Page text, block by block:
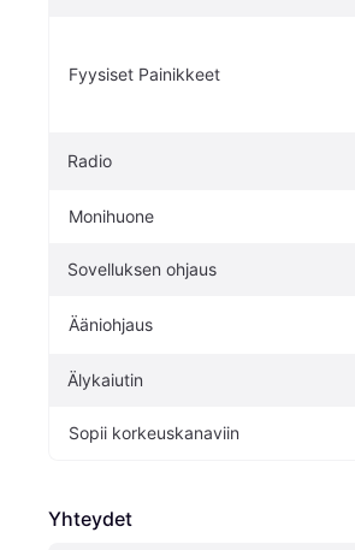
Fyysiset Painikkeet
Radio
Monihuone
Sovelluksen ohjaus
Ääniohjaus
Älykaiutin
Sopii korkeuskanaviin
Yhteydet